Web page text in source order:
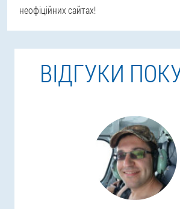
неофіційних сайтах!
ВІДГУКИ